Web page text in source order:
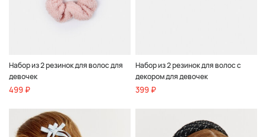
Набор из 2 резинок для волос для
девочек
499 ₽
Набор из 2 резинок для волос с
декором для девочек
399 ₽